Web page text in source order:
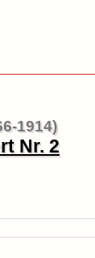
1914)
Nr. 2